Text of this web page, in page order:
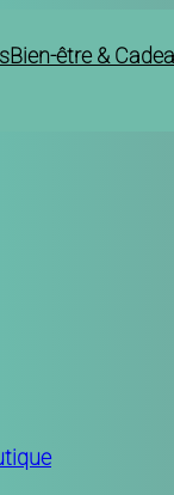
Bien-être &